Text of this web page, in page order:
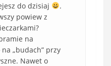
do dzisiaj
.
powiew z
na
na „budach” przy
Nawet o